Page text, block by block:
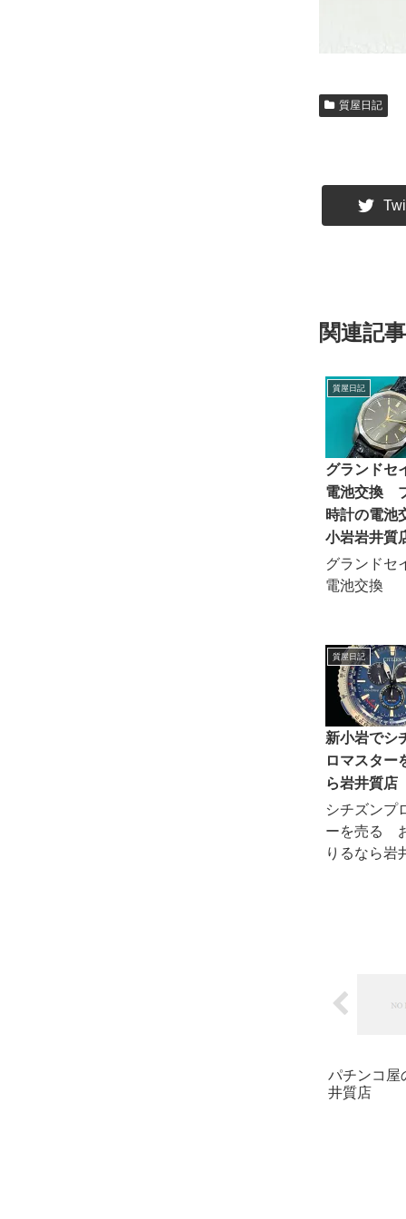
質屋日記
関連記事
質屋日記
グランドセ
電池交換
時計の電池
小岩岩井質
グランドセ
電池交換
質屋日記
新小岩でシ
ロマスター
ら岩井質店
シチズンプ
ーを売る
りるなら岩
パチンコ
井質店